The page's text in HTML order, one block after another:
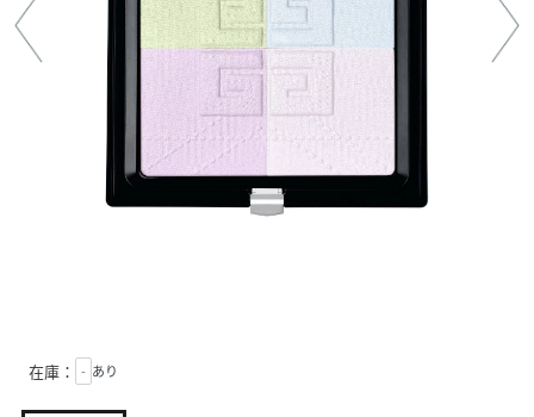
在庫： - あり